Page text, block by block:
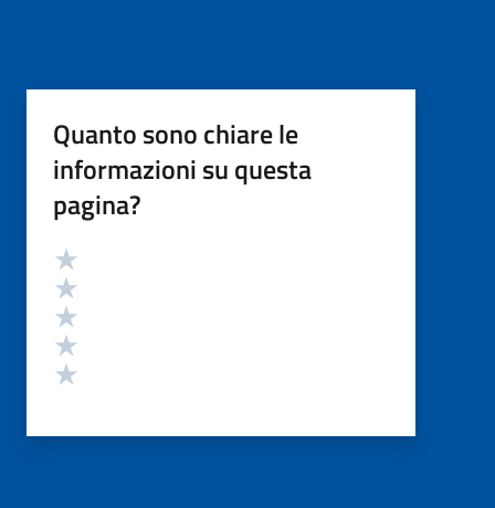
Quanto sono chiare le
informazioni su questa
pagina?
Valutazione